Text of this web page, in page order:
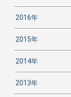
2016年
2015年
2014年
2013年